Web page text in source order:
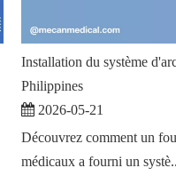
Installation du système
Philippines
2026-05-21
Découvrez comment un
médicaux a fourni un